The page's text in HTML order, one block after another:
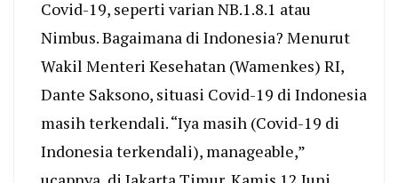
Covid-19, seperti varian NB.1.8.1 atau
Nimbus. Bagaimana di Indonesia? Menurut
Wakil Menteri Kesehatan (Wamenkes) RI,
Dante Saksono, situasi Covid-19 di Indonesia
masih terkendali. “Iya masih (Covid-19 di
Indonesia terkendali), manageable,”